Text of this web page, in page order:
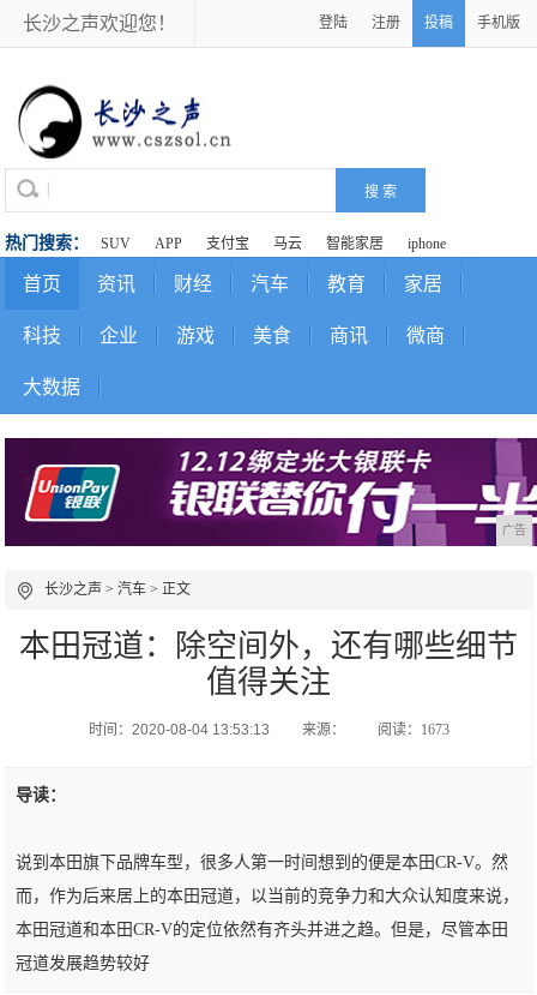
长沙之声欢迎您！ 登陆 注册 投稿 手机版
热门搜索： SUV APP 支付宝 马云 智能家居 iphone
首页 资讯 财经 汽车 教育 家居
科技 企业 游戏 美食 商讯 微商
大数据
广告
长沙之声 >汽车 > 正文
本田冠道：除空间外，还有哪些细节
值得关注
时间：2020-08-04 13:53:13 来源： 阅读：1673
导读：
说到本田旗下品牌车型，很多人第一时间想到的便是本田CR-V。然
而，作为后来居上的本田冠道，以当前的竞争力和大众认知度来说，
本田冠道和本田CR-V的定位依然有齐头并进之趋。但是，尽管本田
冠道发展趋势较好